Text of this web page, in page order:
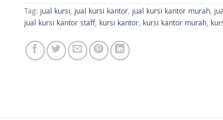
Tag:jual kursi,jual kursi kantor,jual kursi kantor murah,
jual kursi kantor staff, kursi kantor, kursi kantor murah,